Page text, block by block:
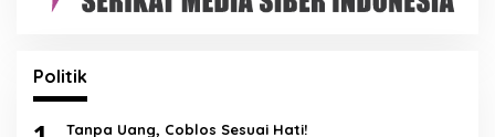
Politik
Tanpa Uang, Coblos Sesuai Hati!